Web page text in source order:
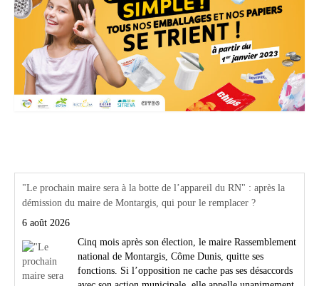
"Le prochain maire sera à la botte de l’appareil du RN" : après la
démission du maire de Montargis, qui pour le remplacer ?
6 août 2026
Cinq mois après son élection, le maire Rassemblement
national de Montargis, Côme Dunis, quitte ses
fonctions. Si l’opposition ne cache pas ses désaccords